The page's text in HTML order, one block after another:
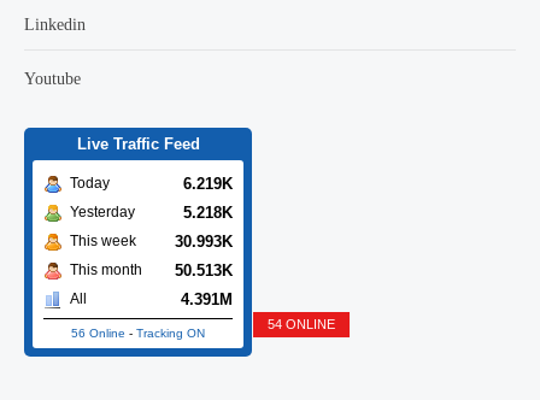
Linkedin
Youtube
Live Traffic Feed
Today 6.219K
Yesterday 5.218K
This week 30.993K
This month 50.513K
All 4.391M
56 Online - Tracking ON
54 ONLINE